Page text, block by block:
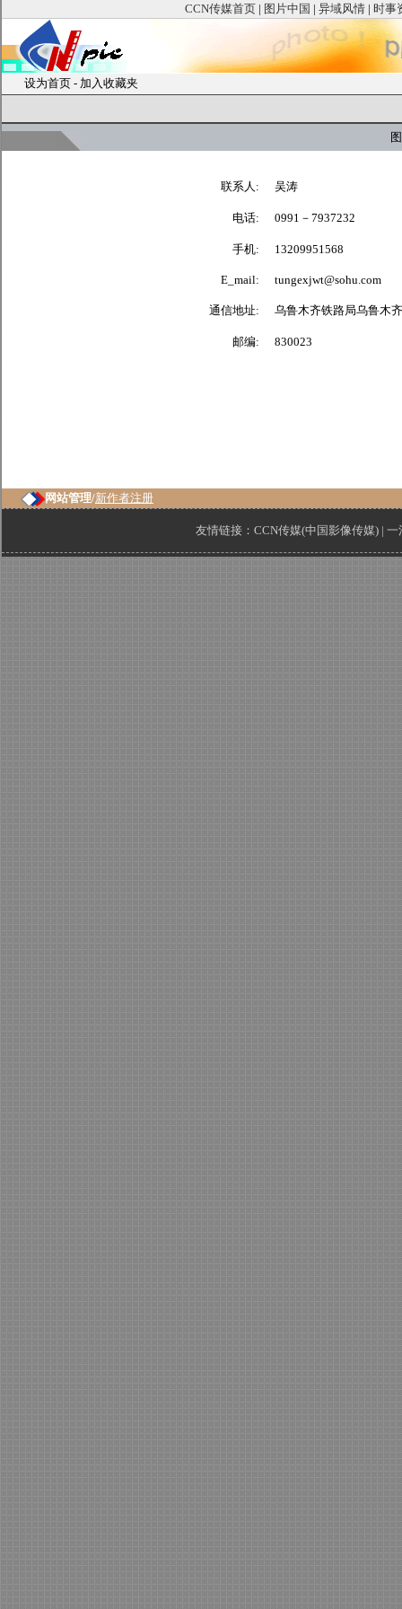
CCN传媒首页 | 图片中国 | 异域风情 | 时事
设为首页 - 加入收藏夹
图
联系人: 吴涛
电话: 0991－7937232
手机: 13209951568
E_mail: tungexjwt@sohu.com
通信地址: 乌鲁木齐铁路局乌鲁木
邮编: 830023
网站管理/新作者注册
友情链接： CCN传媒(中国影像传媒) | 一